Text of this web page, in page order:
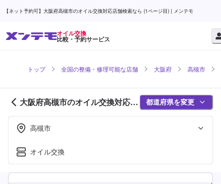
【ネット予約可】大阪府高槻市のオイル交換対応店舗検索なら (1ページ目) | メンテモ
オイル交換
比較・予約サービス
トップ 全国の整備・修理可能な店舗 大阪府 高槻市
大阪府高槻市のオイル交換対応店
舗紹介 (1ページ目)
都道府県を変更
高槻市
オイル交換